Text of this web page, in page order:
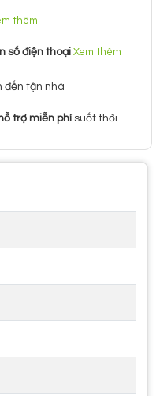
thêm
số điện thoại Xem thêm
đến tận nhà
hỗ trợ miễn phí suốt thời